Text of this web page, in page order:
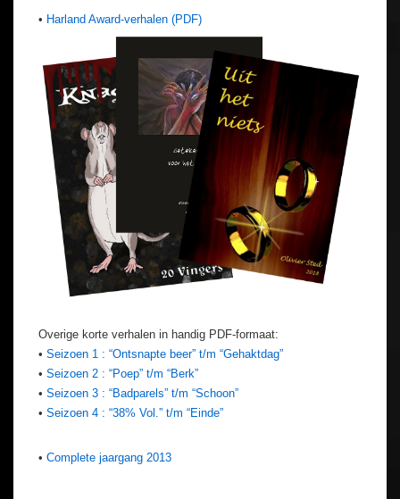
• Harland Award-verhalen (PDF)
Overige korte verhalen in handig PDF-formaat:
• Seizoen 1 : “Ontsnapte beer” t/m “Gehaktdag”
• Seizoen 2 : “Poep” t/m “Berk”
• Seizoen 3 : “Badparels” t/m “Schoon”
• Seizoen 4 : “38% Vol.” t/m “Einde”
• Complete jaargang 2013